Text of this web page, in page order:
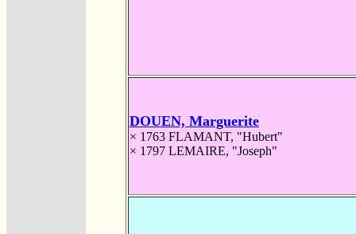
DOUEN, Marguerite
× 1763 FLAMANT, "Hubert"
× 1797 LEMAIRE, "Joseph"